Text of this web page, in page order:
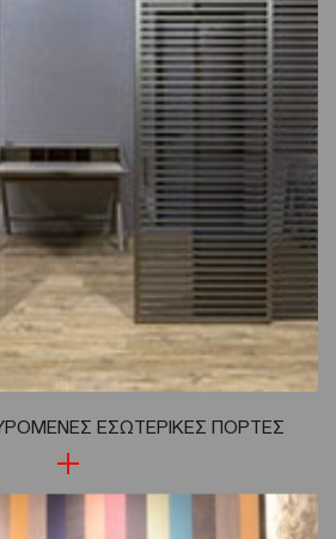
ΕΣΩΤΕΡΙΚΕΣ ΠΟΡΤΕΣ